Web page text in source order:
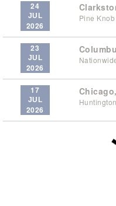
24
JUL
2026
Pine
23
JUL
2026
17
JUL
2026